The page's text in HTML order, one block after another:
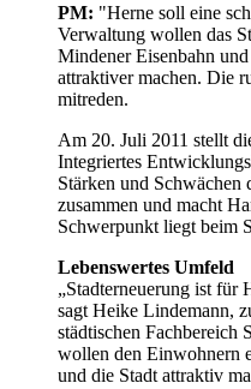
PM: "Herne soll eine
Verwaltung wollen das
Mindener Eisenbahn
attraktiver machen. Die
mitreden.
Am 20. Juli 2011 stellt
Integriertes
Stärken und Schwächen
zusammen und macht
Schwerpunkt liegt beim
Lebenswertes Umfeld
„Stadterneuerung ist für
sagt Heike Lindemann,
städtischen Fachbereich
wollen den Einwohnern
und die Stadt attraktiv